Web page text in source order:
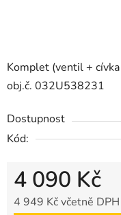
Komplet (ventil +
obj.č. 032U538231
Dostupnost
Kód:
4 090 Kč
4 949 Kč včetně DPH